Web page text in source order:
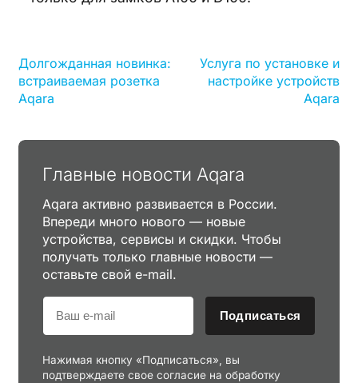
Долгожданная новинка:
встраиваемая розетка
Aqara
Услуга по установке и
настройке устройств
Aqara
Главные новости Aqara
Aqara активно развивается в России.
Впереди много нового — новые
устройства, сервисы и скидки. Чтобы
получать только главные новости —
оставьте свой e-mail.
Подписаться
Нажимая кнопку «Подписаться», вы
подтверждаете свое согласие на обработку